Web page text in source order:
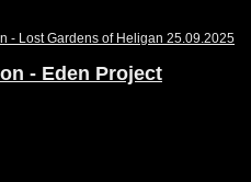
- Lost Gardens of Heligan 25.09.2025
- Eden Project